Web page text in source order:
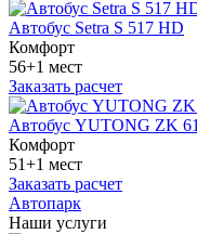
Автобус Setra S 517 HD
Комфорт
56+1 мест
Заказать расчет
Автобус YUTONG ZK
Комфорт
51+1 мест
Заказать расчет
Автопарк
Наши услуги